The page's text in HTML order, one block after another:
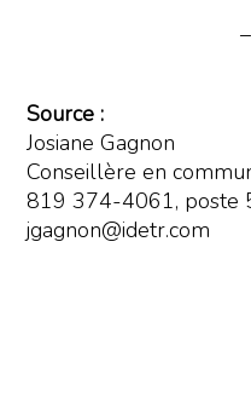
Source :
Josiane Gagnon
Conseillère en
819 374-4061, poste
jgagnon@idetr.com